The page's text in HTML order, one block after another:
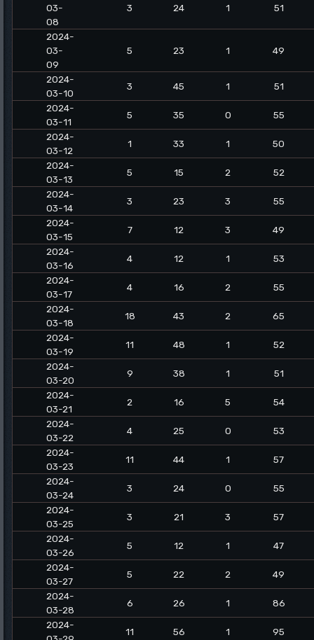
03-
08
3 24 1 51
2024-
03-
09
5 23 1 49
2024-
03-10
3 45 1
51
2024-
03-11
5 35 0
55
2024-
03-12
1 33 1
50
2024-
03-13
5 15 2
52
2024-
03-14
3 23 3
55
2024-
03-15
7 12 3
49
2024-
03-16
4 12 1
53
2024-
03-17
4 16 2
55
2024-
03-18
18 43 2
65
2024-
03-19
11 48 1
52
2024-
03-20
9 38 1
51
2024-
03-21
2 16 5
54
2024-
03-22
4 25 0
53
2024-
03-23
11 44 1
57
2024-
03-24
3 24 0
55
2024-
03-25
3 21 3
57
2024-
03-26
5 12 1
47
2024-
03-27
5 22 2
49
2024-
03-28
6 26 1
86
2024-
11 56 1 95